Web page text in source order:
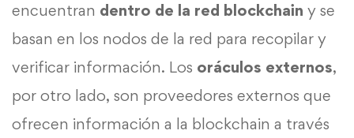
encuentran dentro de la red blockchain y se
basan en los nodos de la red para recopilar y
verificar información. Los oráculos externos,
por otro lado, son proveedores externos que
ofrecen información a la blockchain a través